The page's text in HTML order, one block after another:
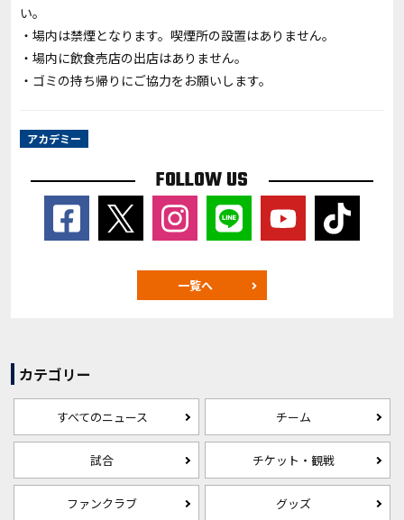
い。
・場内は禁煙となります。喫煙所の設置はありません。
・場内に飲食売店の出店はありません。
・ゴミの持ち帰りにご協力をお願いします。
アカデミー
FOLLOW US
一覧へ
カテゴリー
すべてのニュース チーム
試合 チケット・観戦
ファンクラブ グッズ